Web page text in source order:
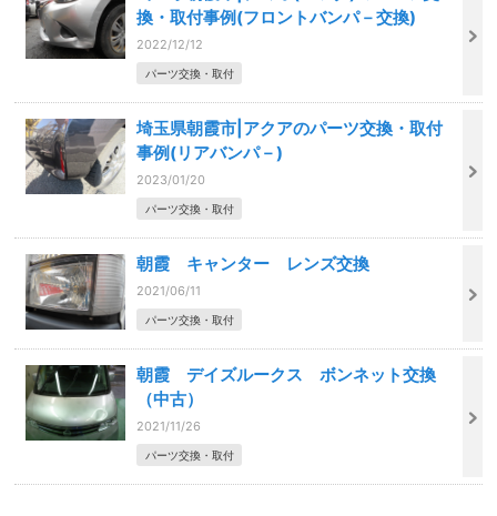
換・取付事例(フロントバンパ－交換)
2022/12/12
パーツ交換・取付
埼玉県朝霞市|アクアのパーツ交換・取付
事例(リアバンパ－)
2023/01/20
パーツ交換・取付
朝霞 キャンター レンズ交換
2021/06/11
パーツ交換・取付
朝霞 デイズルークス ボンネット交換
（中古）
2021/11/26
パーツ交換・取付